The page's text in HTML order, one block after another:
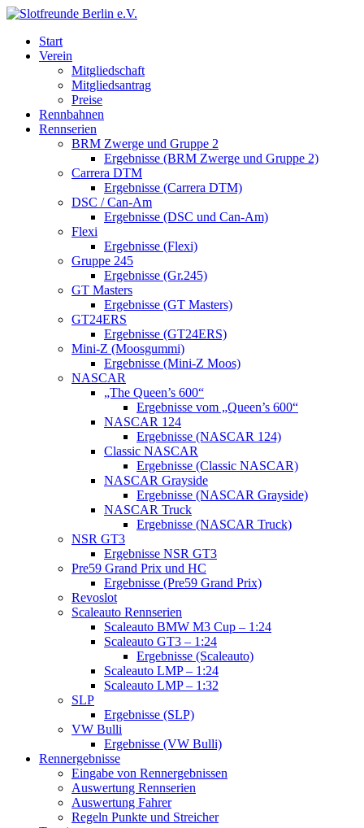
Start
Verein
Mitgliedschaft
Mitgliedsantrag
Preise
Rennbahnen
Rennserien
BRM Zwerge und Gruppe 2
Ergebnisse (BRM Zwerge und Gruppe 2)
Carrera DTM
Ergebnisse (Carrera DTM)
DSC / Can-Am
Ergebnisse (DSC und Can-Am)
Flexi
Ergebnisse (Flexi)
Gruppe 245
Ergebnisse (Gr.245)
GT Masters
Ergebnisse (GT Masters)
GT24ERS
Ergebnisse (GT24ERS)
Mini-Z (Moosgummi)
Ergebnisse (Mini-Z Moos)
NASCAR
„The Queen’s 600“
Ergebnisse vom „Queen’s 600“
NASCAR 124
Ergebnisse (NASCAR 124)
Classic NASCAR
Ergebnisse (Classic NASCAR)
NASCAR Grayside
Ergebnisse (NASCAR Grayside)
NASCAR Truck
Ergebnisse (NASCAR Truck)
NSR GT3
Ergebnisse NSR GT3
Pre59 Grand Prix und HC
Ergebnisse (Pre59 Grand Prix)
Revoslot
Scaleauto Rennserien
Scaleauto BMW M3 Cup – 1:24
Scaleauto GT3 – 1:24
Ergebnisse (Scaleauto)
Scaleauto LMP – 1:24
Scaleauto LMP – 1:32
SLP
Ergebnisse (SLP)
VW Bulli
Ergebnisse (VW Bulli)
Rennergebnisse
Eingabe von Rennergebnissen
Auswertung Rennserien
Auswertung Fahrer
Regeln Punkte und Streicher